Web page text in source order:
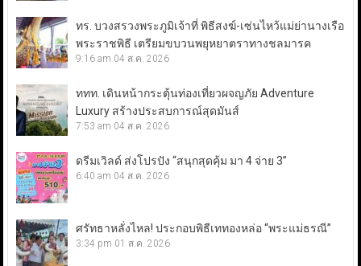
ทร. บวงสรวงพระภูมิเจ้าที่ พิธีสงฆ์-เซ่นไหว้แม่ย่านางเรือ
พระราชพิธี เตรียมขบวนพยุหยาตราทางชลมารค
9:16 am 04 ส.ค. 2026
ททท. เดินหน้ากระตุ้นท่องเที่ยวผจญภัย Adventure
Luxury สร้างประสบการณ์สุดมันส์
7:53 am 04 ส.ค. 2026
ดรีมเวิลด์ ส่งโปรปัง “สนุกสุดคุ้ม มา 4 จ่าย 3”
6:40 am 04 ส.ค. 2026
ศรัทธาหลั่งไหล! ประกอบพิธีเททองหล่อ “พระแม่ธรณี”
3:34 pm 01 ส.ค. 2026